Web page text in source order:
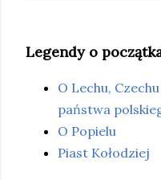
Legendy o
O Lechu,
państwa
O Popielu
Piast Kołodziej